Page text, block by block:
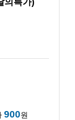
의특가)
900원